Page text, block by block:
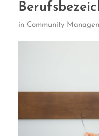
in Community